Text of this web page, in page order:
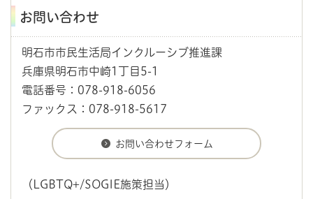
お問い合わせ
明石市市民生活局インクルーシブ推進課
兵庫県明石市中崎1丁目5-1
電話番号：078-918-6056
ファックス：078-918-5617
（LGBTQ+/SOGIE施策担当）